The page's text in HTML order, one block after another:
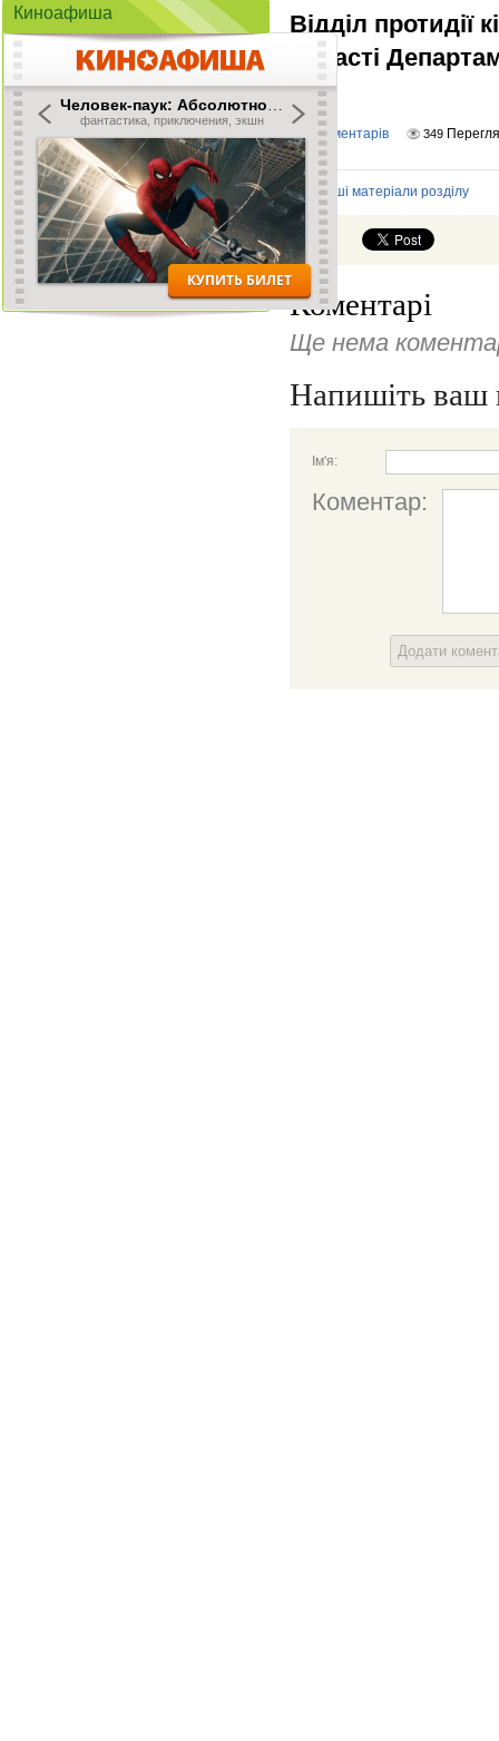
Відділ протидії
області
Коментарів 349
Інші матеріали розділу
Коментарі
Ще нема
Напишіть ваш
Ім'я:
Коментар:
Додати
Киноафиша